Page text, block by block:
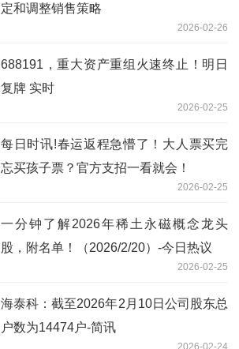
定和调整销售策略
2026-02-26
688191，重大资产重组火速终止！明日
复牌 实时
2026-02-25
每日时讯!春运返程急懵了！大人票买完
忘买孩子票？官方支招一看就会！
2026-02-25
一分钟了解2026年稀土永磁概念龙头
股，附名单！（2026/2/20）-今日热议
2026-02-25
海泰科：截至2026年2月10日公司股东总
户数为14474户-简讯
2026-02-24